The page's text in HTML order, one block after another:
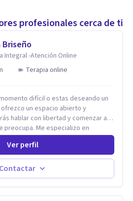
profesionales cerca de ti
Integral -Atención Online
Terapia online
difícil o estas deseando un
ofrezco un espacio abierto y
hablar con libertad y comenzar a
especializo en
y a lo largo de mi experiencia
a muchas Familias y Parejas con
el manejo del estrés,
Ira, Depresión, Retos en la Crianza,
otros. Cuento con más de 12
Ver perfil
Contactar